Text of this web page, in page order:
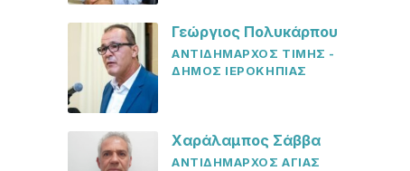
Γεώργιος Πολυκάρπου
ΑΝΤΙΔΗΜΑΡΧΟΣ ΤΙΜΗΣ -
ΔΗΜΟΣ ΙΕΡΟΚΗΠΙΑΣ
Χαράλαμπος Σάββα
ΑΝΤΙΔΗΜΑΡΧΟΣ ΑΓΙΑΣ